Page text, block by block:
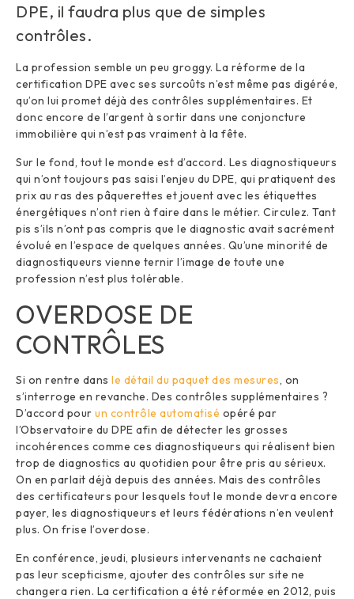
DPE, il faudra plus que de simples
contrôles.
La profession semble un peu groggy. La réforme de la
certification DPE avec ses surcoûts n’est même pas digérée,
qu’on lui promet déjà des contrôles supplémentaires. Et
donc encore de l’argent à sortir dans une conjoncture
immobilière qui n’est pas vraiment à la fête.
Sur le fond, tout le monde est d’accord. Les diagnostiqueurs
qui n’ont toujours pas saisi l’enjeu du DPE, qui pratiquent des
prix au ras des pâquerettes et jouent avec les étiquettes
énergétiques n’ont rien à faire dans le métier. Circulez. Tant
pis s’ils n’ont pas compris que le diagnostic avait sacrément
évolué en l’espace de quelques années. Qu’une minorité de
diagnostiqueurs vienne ternir l’image de toute une
profession n’est plus tolérable.
OVERDOSE DE
CONTRÔLES
Si on rentre dans le détail du paquet des mesures, on
s’interroge en revanche. Des contrôles supplémentaires ?
D’accord pour un contrôle automatisé opéré par
l’Observatoire du DPE afin de détecter les grosses
incohérences comme ces diagnostiqueurs qui réalisent bien
trop de diagnostics au quotidien pour être pris au sérieux.
On en parlait déjà depuis des années. Mais des contrôles
des certificateurs pour lesquels tout le monde devra encore
payer, les diagnostiqueurs et leurs fédérations n’en veulent
plus. On frise l’overdose.
En conférence, jeudi, plusieurs intervenants ne cachaient
pas leur scepticisme, ajouter des contrôles sur site ne
changera rien. La certification a été réformée en 2012, puis